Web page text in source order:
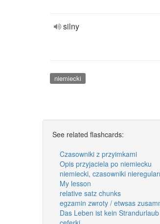
silny
niemiecki
See related flashcards:
Czasowniki z przyimkami
Opis przyjaciela po niemiecku
niemiecki, czasowniki
My lesson
relative satz chunks
egzamin zwroty / etwsas
Das Leben ist kein Strandurlaub